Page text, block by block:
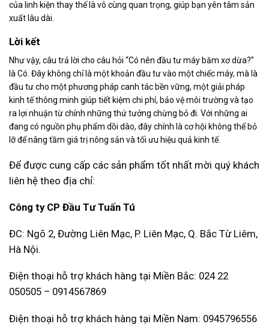
của linh kiện thay thế là vô cùng quan trọng, giúp bạn yên tâm sản
xuất lâu dài.
Lời kết
Như vậy, câu trả lời cho câu hỏi “Có nên đầu tư máy băm xơ dừa?”
là Có. Đây không chỉ là một khoản đầu tư vào một chiếc máy, mà là
đầu tư cho một phương pháp canh tác bền vững, một giải pháp
kinh tế thông minh giúp tiết kiệm chi phí, bảo vệ môi trường và tạo
ra lợi nhuận từ chính những thứ tưởng chừng bỏ đi. Với những ai
đang có nguồn phụ phẩm dồi dào, đây chính là cơ hội không thể bỏ
lỡ để nâng tầm giá trị nông sản và tối ưu hiệu quả kinh tế.
Để được cung cấp các sản phẩm tốt nhất mời quý khách
liên hệ theo địa chỉ:
Công ty CP Đầu Tư Tuấn Tú
ĐC: Ngõ 2, Đường Liên Mạc, P. Liên Mạc, Q. Bắc Từ Liêm,
Hà Nội.
Điện thoại hỗ trợ khách hàng tại Miền Bắc: 024 22
050505 – 0914567869
Điện thoại hỗ trợ khách hàng tại Miền Nam: 0945796556